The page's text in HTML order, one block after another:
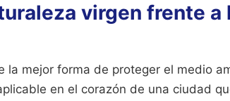
virgen frente
la mejor forma de proteger el medio
en el corazón de una ciudad